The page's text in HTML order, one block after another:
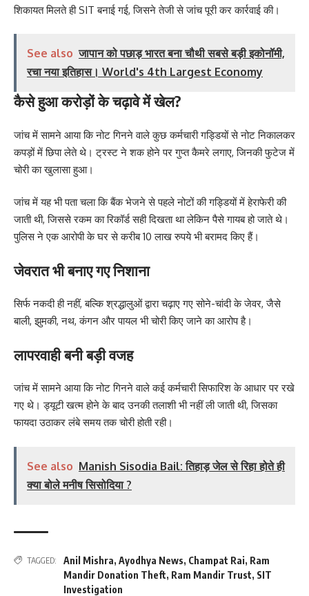
शिकायत मिलते ही SIT बनाई गई, जिसने तेजी से जांच पूरी कर कार्रवाई की।
See also जापान को पछाड़ भारत बना चौथी सबसे बड़ी इकोनॉमी,
रचा नया इतिहास। World's 4th Largest Economy
कैसे हुआ करोड़ों के चढ़ावे में खेल?
जांच में सामने आया कि नोट गिनने वाले कुछ कर्मचारी गड्डियों से नोट निकालकर
कपड़ों में छिपा लेते थे। ट्रस्ट ने शक होने पर गुप्त कैमरे लगाए, जिनकी फुटेज में
चोरी का खुलासा हुआ।
जांच में यह भी पता चला कि बैंक भेजने से पहले नोटों की गड्डियों में हेराफेरी की
जाती थी, जिससे रकम का रिकॉर्ड सही दिखता था लेकिन पैसे गायब हो जाते थे।
पुलिस ने एक आरोपी के घर से करीब 10 लाख रुपये भी बरामद किए हैं।
जेवरात भी बनाए गए निशाना
सिर्फ नकदी ही नहीं, बल्कि श्रद्धालुओं द्वारा चढ़ाए गए सोने-चांदी के जेवर, जैसे
बाली, झुमकी, नथ, कंगन और पायल भी चोरी किए जाने का आरोप है।
लापरवाही बनी बड़ी वजह
जांच में सामने आया कि नोट गिनने वाले कई कर्मचारी सिफारिश के आधार पर रखे
गए थे। ड्यूटी खत्म होने के बाद उनकी तलाशी भी नहीं ली जाती थी, जिसका
फायदा उठाकर लंबे समय तक चोरी होती रही।
See also Manish Sisodia Bail: तिहाड़ जेल से रिहा होते ही
क्या बोले मनीष सिसोदिया ?
TAGGED: Anil Mishra, Ayodhya News, Champat Rai, Ram
Mandir Donation Theft, Ram Mandir Trust, SIT
Investigation